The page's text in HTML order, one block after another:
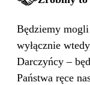
Będziemy
wyłącznie
Darczyńcy –
Państwa ręce